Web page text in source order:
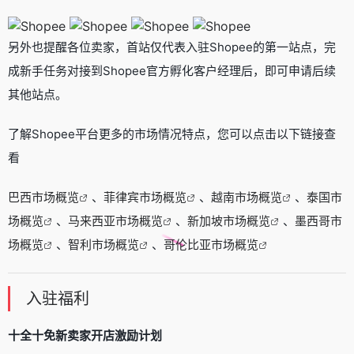
另外也提醒各位卖家，首站仅代表入驻Shopee的第一站点，完
成新手任务对接到Shopee官方孵化客户经理后，即可申请后续
其他站点。
了解Shopee平台更多的市场情况特点，您可以点击以下链接查
看
巴西市场概览 、 菲律宾市场概览 、 越南市场概览 、 泰国市
场概览
、 马来西亚市场概览 、 新加坡市场概览 、 墨西哥市
场概览
、 智利市场概览 、 哥伦比亚市场概览
入驻福利
十全十免新卖家开店激励计划